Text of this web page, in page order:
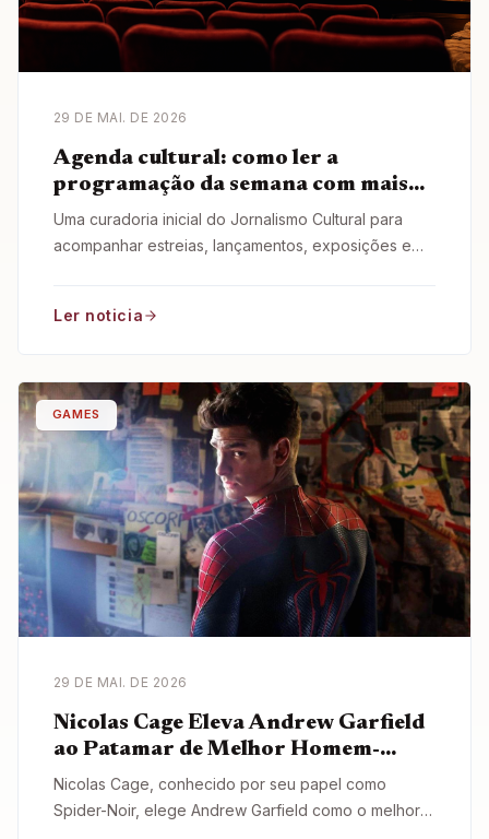
29 DE MAI. DE 2026
Agenda cultural: como ler a
programação da semana com mais
contexto
Uma curadoria inicial do Jornalismo Cultural para
acompanhar estreias, lançamentos, exposições e
Ler noticia
GAMES
29 DE MAI. DE 2026
Nicolas Cage Eleva Andrew Garfield
ao Patamar de Melhor Homem-
Aranha do Cinema
Nicolas Cage, conhecido por seu papel como
Spider-Noir, elege Andrew Garfield como o melhor